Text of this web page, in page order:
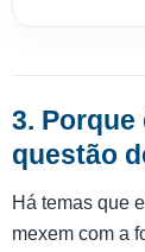
3. Porque
questão
Há temas que
mexem com a